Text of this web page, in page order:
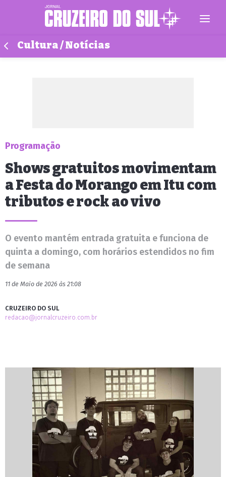
Cultura / Notícias
Programação
Shows gratuitos movimentam
a Festa do Morango em Itu com
tributos e rock ao vivo
O evento mantém entrada gratuita e funciona de
quinta a domingo, com horários estendidos no fim
de semana
11 de Maio de 2026 às 21:08
CRUZEIRO DO SUL
redacao@jornalcruzeiro.com.br